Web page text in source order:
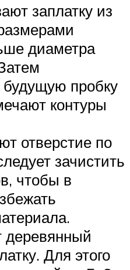
заплатку из
диаметра
пробку
контуры
отверстие по
зачистить
чтобы в
деревянный
Для этого